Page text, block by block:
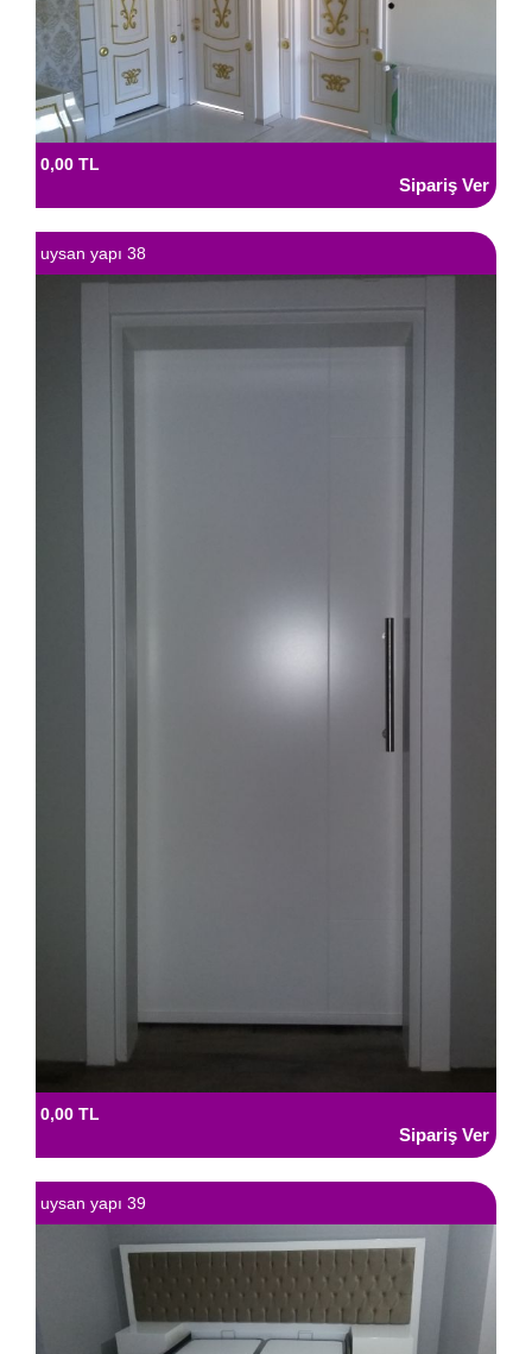
0,00 TL
uysan yapı 38
0,00 TL
uysan yapı 39